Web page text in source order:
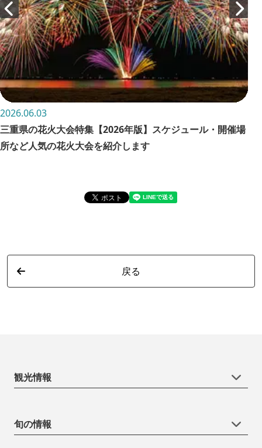
2026.06.03
三重県の花火大会特集【2026年版】スケジュール・開催場
所など人気の花火大会を紹介します
戻る
観光情報
旬の情報